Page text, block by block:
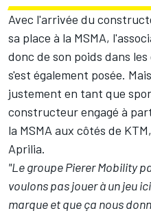
Avec l'arrivée du
sa place à la MSMA,
donc de son poids dans
s'est également posée.
justement en tant que
constructeur engagé à
la MSMA aux côtés de
Aprilia.
"Le groupe Pierer Mobility
voulons pas jouer à un jeu
marque et que ça nous